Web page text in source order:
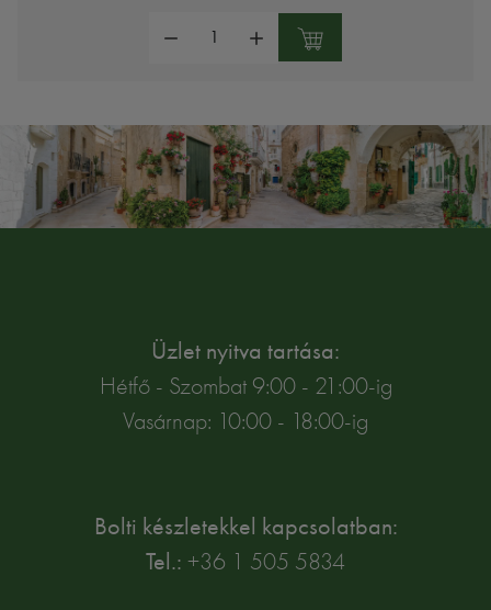
Üzlet nyitva tartása:
Hétfő - Szombat 9:00 - 21:00-ig
Vasárnap: 10:00 - 18:00-ig
Bolti készletekkel kapcsolatban:
Tel.: +36 1 505 5834